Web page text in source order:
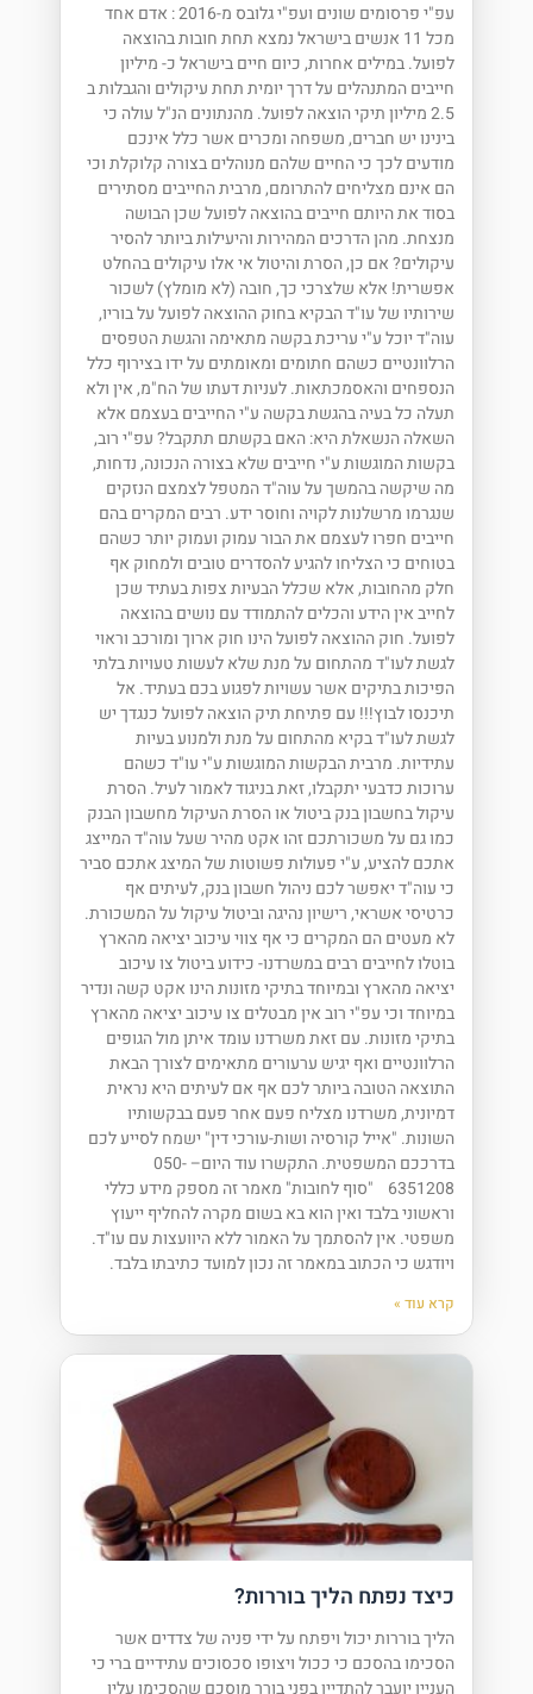
עפ"י פרסומים שונים ועפ"י גלובס מ-2016 : אדם אחד
מכל 11 אנשים בישראל נמצא תחת חובות בהוצאה
לפועל. במילים אחרות, כיום חיים בישראל כ- מיליון
חייבים המתנהלים על דרך יומית תחת עיקולים והגבלות ב
2.5 מיליון תיקי הוצאה לפועל. מהנתונים הנ"ל עולה כי
בינינו יש חברים, משפחה ומכרים אשר כלל אינכם
מודעים לכך כי החיים שלהם מנוהלים בצורה קלוקלת וכי
הם אינם מצליחים להתרומם, מרבית החייבים מסתירים
בסוד את היותם חייבים בהוצאה לפועל שכן הבושה
מנצחת. מהן הדרכים המהירות והיעילות ביותר להסיר
עיקולים? אם כן, הסרת והיטול אי אלו עיקולים בהחלט
אפשרית! אלא שלצרכי כך, חובה (לא מומלץ) לשכור
שירותיו של עו"ד הבקיא בחוק ההוצאה לפועל על בוריו,
עוה"ד יוכל ע"י עריכת בקשה מתאימה והגשת הטפסים
הרלוונטיים כשהם חתומים ומאומתים על ידו בצירוף כלל
הנספחים והאסמכתאות. לעניות דעתו של הח"מ, אין ולא
תעלה כל בעיה בהגשת בקשה ע"י החייבים בעצמם אלא
השאלה הנשאלת היא: האם בקשתם תתקבל? עפ"י רוב,
בקשות המוגשות ע"י חייבים שלא בצורה הנכונה, נדחות,
מה שיקשה בהמשך על עוה"ד המטפל לצמצם הנזקים
שנגרמו מרשלנות לקויה וחוסר ידע. רבים המקרים בהם
חייבים חפרו לעצמם את הבור עמוק ועמוק יותר כשהם
בטוחים כי הצליחו להגיע להסדרים טובים ולמחוק אף
חלק מהחובות, אלא שכלל הבעיות צפות בעתיד שכן
לחייב אין הידע והכלים להתמודד עם נושים בהוצאה
לפועל. חוק ההוצאה לפועל הינו חוק ארוך ומורכב וראוי
לגשת לעו"ד מהתחום על מנת שלא לעשות טעויות בלתי
הפיכות בתיקים אשר עשויות לפגוע בכם בעתיד. אל
תיכנסו לבוץ!!! עם פתיחת תיק הוצאה לפועל כנגדך יש
לגשת לעו"ד בקיא מהתחום על מנת ולמנוע בעיות
עתידיות. מרבית הבקשות המוגשות ע"י עו"ד כשהם
ערוכות כדבעי יתקבלו, זאת בניגוד לאמור לעיל. הסרת
עיקול בחשבון בנק ביטול או הסרת העיקול מחשבון הבנק
כמו גם על משכורתכם זהו אקט מהיר שעל עוה"ד המייצג
אתכם להציע, ע"י פעולות פשוטות של המיצג אתכם סביר
כי עוה"ד יאפשר לכם ניהול חשבון בנק, לעיתים אף
כרטיסי אשראי, רישיון נהיגה וביטול עיקול על המשכורת.
לא מעטים הם המקרים כי אף צווי עיכוב יציאה מהארץ
בוטלו לחייבים רבים במשרדנו- כידוע ביטול צו עיכוב
יציאה מהארץ ובמיוחד בתיקי מזונות הינו אקט קשה ונדיר
במיוחד וכי עפ"י רוב אין מבטלים צו עיכוב יציאה מהארץ
בתיקי מזונות. עם זאת משרדנו עומד איתן מול הגופים
הרלוונטיים ואף יגיש ערעורים מתאימים לצורך הבאת
התוצאה הטובה ביותר לכם אף אם לעיתים היא נראית
דמיונית, משרדנו מצליח פעם אחר פעם בבקשותיו
השונות. "אייל קורסיה ושות-עורכי דין" ישמח לסייע לכם
בדרככם המשפטית. התקשרו עוד היום– 050-
6351208 "סוף לחובות" מאמר זה מספק מידע כללי
וראשוני בלבד ואין הוא בא בשום מקרה להחליף ייעוץ
משפטי. אין להסתמך על האמור ללא היוועצות עם עו"ד.
ויודגש כי הכתוב במאמר זה נכון למועד כתיבתו בלבד.
קרא עוד »
כיצד נפתח הליך בוררות?
הליך בוררות יכול ויפתח על ידי פניה של צדדים אשר
הסכימו בהסכם כי ככול ויצופו סכסוכים עתידיים ברי כי
העניין יועבר להתדיין בפני בורר מוסכם שהסכימו עליו